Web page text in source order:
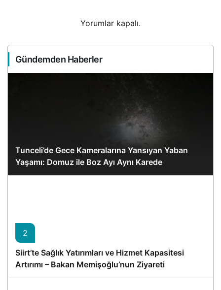
Yorumlar kapalı.
Gündemden Haberler
Tunceli’de Gece Kameralarına Yansıyan Yaban
Yaşamı: Domuz ile Boz Ayı Aynı Karede
2
Siirt’te Sağlık Yatırımları ve Hizmet Kapasitesi
Artırımı – Bakan Memişoğlu’nun Ziyareti